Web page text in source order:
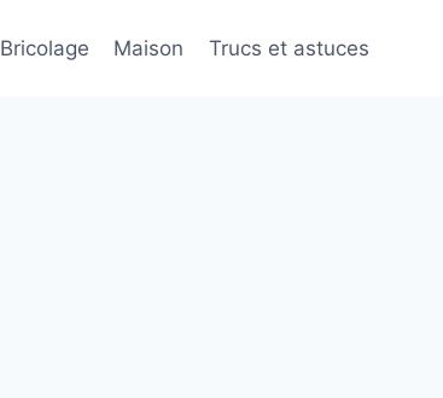
Bricolage Maison Trucs et astuces